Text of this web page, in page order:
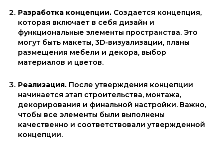
Разработка концепции. Создается концепция,
которая включает в себя дизайн и
функциональные элементы пространства. Это
могут быть макеты, 3D-визуализации, планы
размещения мебели и декора, выбор
материалов и цветов.
Реализация. После утверждения концепции
начинается этап строительства, монтажа,
декорирования и финальной настройки. Важно,
чтобы все элементы были выполнены
качественно и соответствовали утвержденной
концепции.